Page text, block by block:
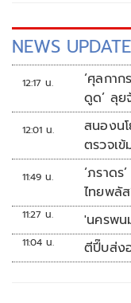
NEWS UPDATE
12:17 น.
‘ศุลกา
ดูด’ ลุย
12:01 น.
สนองน
ตรวจเ
11:49 น.
‘ภราดร
ไทยพลั
11:27 น. 'นครพน
11:04 น. ตีปี๊บส่ง